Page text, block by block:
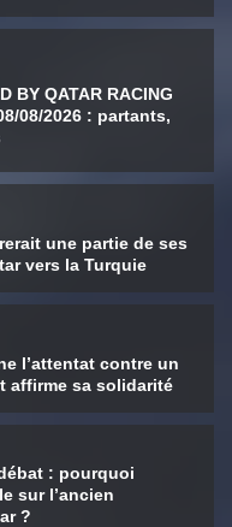
BY QATAR RACING
08/2026 : partants,
une partie de ses
vers la Turquie
l’attentat contre un
affirme sa solidarité
: pourquoi
sur l’ancien
?